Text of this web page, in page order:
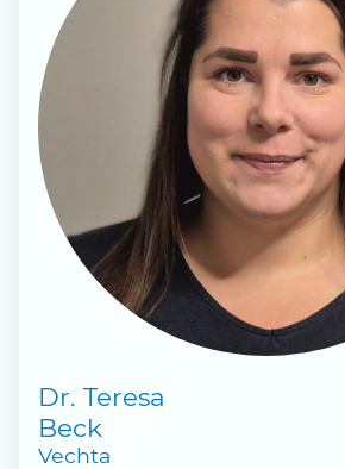
Dr. Teresa
Beck
Vechta